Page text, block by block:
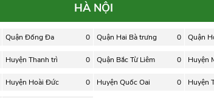
HÀ NỘI
Quận Đống Đa 0 Quận Hai Bà trưng 0 Quận
Huyện Thanh trì 0 Quận Bắc Từ Liêm 0 Huyện
Huyện Hoài Đức 0 Huyện Quốc Oai 0 Huyện